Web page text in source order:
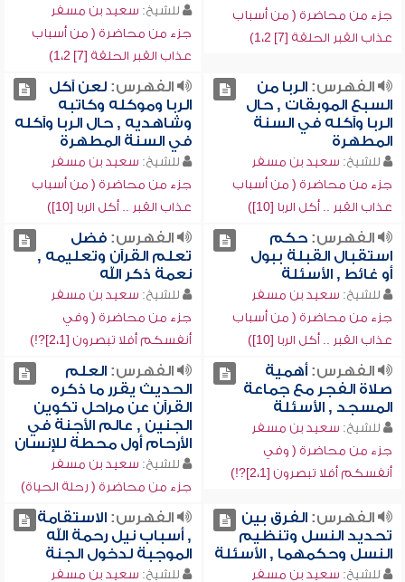
جزء من محاضرة ( من أسباب
عذاب القبر الحلقة [7] 1،2)
للشيخ: سعيد بن مسفر
جزء من محاضرة ( من أسباب
عذاب القبر الحلقة [7] 1،2)
الفهرس:الربا من
السبع الموبقات , حال
الربا وآكله في السنة
المطهرة
للشيخ: سعيد بن مسفر
جزء من محاضرة ( من أسباب
عذاب القبر .. أكل الربا [10])
الفهرس:لعن آكل
الربا وموكله وكاتبه
وشاهديه , حال الربا وآكله
في السنة المطهرة
للشيخ: سعيد بن مسفر
جزء من محاضرة ( من أسباب
عذاب القبر .. أكل الربا [10])
الفهرس:حكم
استقبال القبلة ببول
أو غائط , الأسئلة
للشيخ: سعيد بن مسفر
جزء من محاضرة ( من أسباب
عذاب القبر .. أكل الربا [10])
الفهرس:فضل
تعلم القرآن وتعليمه ,
نعمة ذكر الله
للشيخ: سعيد بن مسفر
جزء من محاضرة ( وفي
أنفسكم أفلا تبصرون [2،1]?!)
الفهرس:أهمية
صلاة الفجر مع جماعة
المسجد , الأسئلة
للشيخ: سعيد بن مسفر
جزء من محاضرة ( وفي
أنفسكم أفلا تبصرون [2،1]?!)
الفهرس:العلم
الحديث يقرر ما ذكره
القرآن عن مراحل تكوين
الجنين , عالم الأجنة في
الأرحام أول محطة للإنسان
للشيخ: سعيد بن مسفر
جزء من محاضرة ( رحلة الحياة)
الفهرس:الفرق بين
تحديد النسل وتنظيم
النسل وحكمهما , الأسئلة
للشيخ: سعيد بن مسفر
الفهرس:الاستقامة
, أسباب نيل رحمة الله
الموجبة لدخول الجنة
للشيخ: سعيد بن مسفر